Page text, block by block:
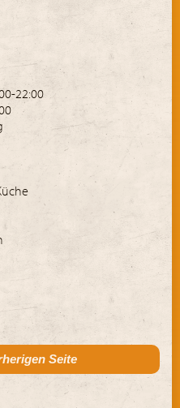
22:00
Seite